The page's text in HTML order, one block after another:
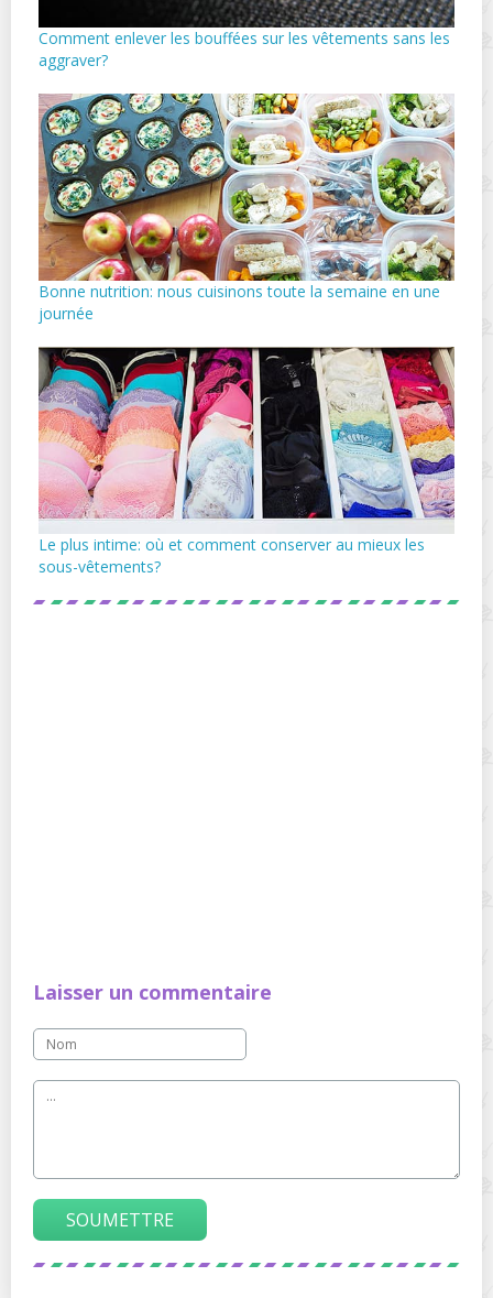
Comment enlever les bouffées sur les vêtements sans les
aggraver?
Bonne nutrition: nous cuisinons toute la semaine en une
journée
Le plus intime: où et comment conserver au mieux les
sous-vêtements?
Laisser un commentaire
SOUMETTRE